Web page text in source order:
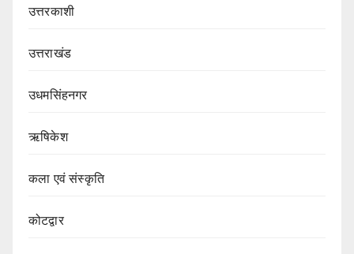
उत्तरकाशी
उत्तराखंड
उधमसिंहनगर
ऋषिकेश
कला एवं संस्कृति
कोटद्वार